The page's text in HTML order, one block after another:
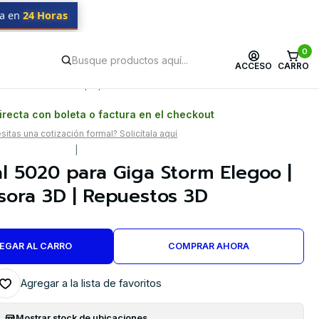
ACCESO
0
CARRO
en 24 Horas
con boleta o factura en el checkout
una cotización formal? Solicítala aquí
5020 para Giga Storm Elegoo |
3D | Repuestos 3D
AL CARRO COMPRAR AHORA
Agregar a la lista de favoritos